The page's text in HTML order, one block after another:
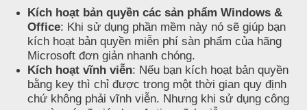
Kích hoạt bản quyền các sản phẩm Windows &
Office: Khi sử dụng phần mềm này nó sẽ giúp bạn
kích hoạt bản quyền miễn phí sàn phẩm của hãng
Microsoft đơn giản nhanh chóng.
Kích hoạt vĩnh viễn: Nếu bạn kích hoạt bản quyền
bằng key thì chỉ được trong một thời gian quy định
chứ không phải vĩnh viễn. Nhưng khi sử dụng công